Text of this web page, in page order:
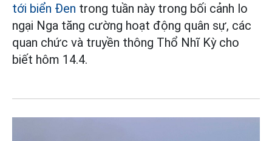
tới biển Đen trong tuần này trong bối cảnh lo
ngại Nga tăng cường hoạt động quân sự, các
quan chức và truyền thông Thổ Nhĩ Kỳ cho
biết hôm 14.4.